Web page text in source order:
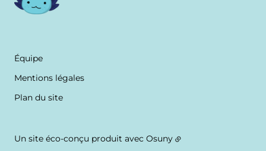
Équipe
Mentions légales
Plan du site
Un site éco-conçu produit avec Osuny